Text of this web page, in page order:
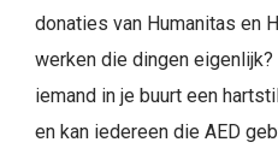
donaties van Humanitas en
werken die dingen
iemand in je buurt een
en kan iedereen die AED